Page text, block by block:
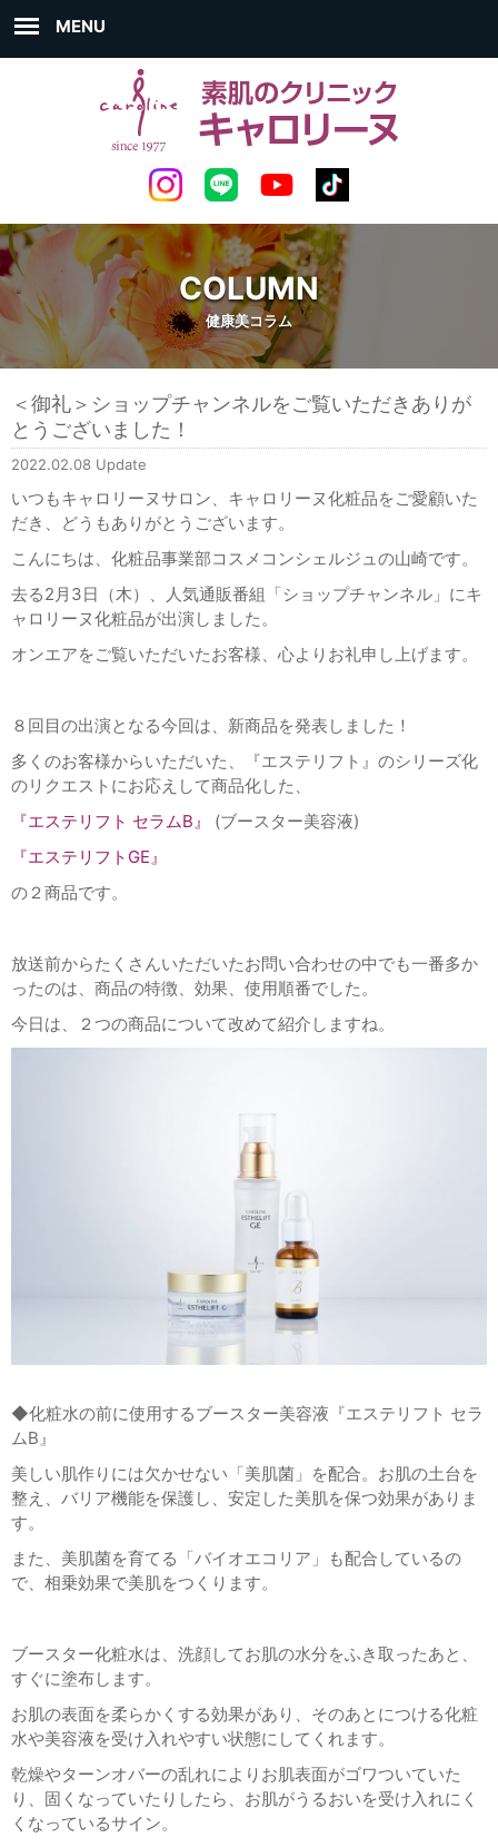
MENU
COLUMN
健康美コラム
＜御礼＞ショップチャンネルをご覧いただきありが
とうございました！
2022.02.08 Update
いつもキャロリーヌサロン、キャロリーヌ化粧品をご愛顧いた
だき、どうもありがとうございます。
こんにちは、化粧品事業部コスメコンシェルジュの山崎です。
去る2月 3日（木）、人気通販番組「ショップチャンネル」にキ
ャロリーヌ化粧品が出演しました。
オンエアをご覧いただいたお客様、心よりお礼申し上げます。
８回目の出演となる今回は、新商品を発表しました！
多くのお客様からいただいた、『エステリフト』のシリーズ化
のリクエストにお応えして商品化した、
『エステリフト セラムB』
(ブースター美容液)
『エステリフトGE』
の２商品です。
放送前からたくさんいただいたお問い合わせの中でも一番多か
ったのは、商品の特徴、効果、使用順番でした。
今日は、２つの商品について改めて紹介しますね。
◆化粧水の前に使用するブースター美容液『エステリフト セラ
ムB』
美しい肌作りには欠かせない「美肌菌」を配合。お肌の土台を
整え、バリア機能を保護し、安定した美肌を保つ効果がありま
す。
また、美肌菌を育てる「バイオエコリア」も配合しているの
で、相乗効果で美肌をつくります。
ブースター化粧水は、洗顔してお肌の水分をふき取ったあと、
すぐに塗布します。
お肌の表面を柔らかくする効果があり、そのあとにつける化粧
水や美容液を受け入れやすい状態にしてくれます。
乾燥やターンオバーの乱れによりお肌表面がゴワついていた
り、固くなっていたりしたら、お肌がうるおいを受け入れにく
くなっているサイン。